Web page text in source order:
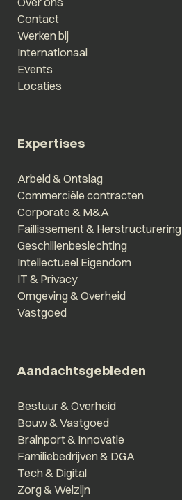
Contact
Werken bij
Internationaal
Events
Locaties
Expertises
Arbeid & Ontslag
Commerciële contracten
Corporate & M&A
Faillissement & Herstructurering
Geschillenbeslechting
Intellectueel Eigendom
IT & Privacy
Omgeving & Overheid
Vastgoed
Aandachtsgebieden
Bestuur & Overheid
Bouw & Vastgoed
Brainport & Innovatie
Familiebedrijven & DGA
Tech & Digital
Zorg & Welzijn